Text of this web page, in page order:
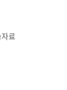
료